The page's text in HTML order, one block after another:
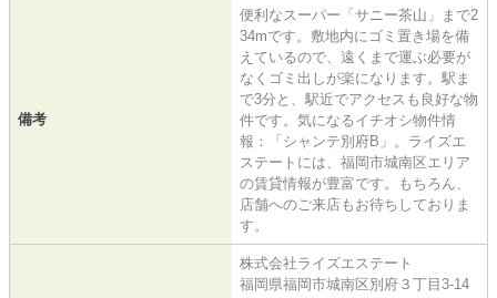
備考
便利なスーパー「サニー茶山」まで2
34mです。敷地内にゴミ置き場を備
えているので、遠くまで運ぶ必要が
なくゴミ出しが楽になります。駅ま
で3分と、駅近でアクセスも良好な物
件です。気になるイチオシ物件情
報：「シャンテ別府B」。ライズエ
ステートには、福岡市城南区エリア
の賃貸情報が豊富です。もちろん、
店舗へのご来店もお待ちしておりま
す。
株式会社ライズエステート
福岡県福岡市城南区別府３丁目3-14